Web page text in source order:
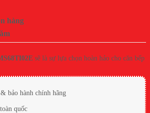
hàng
sẽ là sự lựa chọn hoàn hảo cho căn bếp
bảo hành chính hãng
quốc